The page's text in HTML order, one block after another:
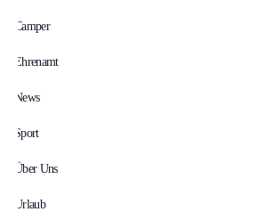
Camper
Ehrenamt
News
Sport
Über Uns
Urlaub